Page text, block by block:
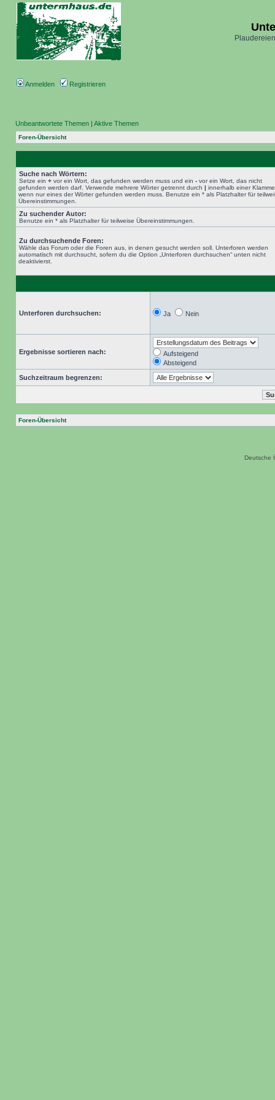
Anmelden Registrieren
Unbeantwortete Themen | Aktive Themen
Foren-Übersicht
Suche nach Wörtern:
Setze ein + vor ein Wort, das gefunden werden muss und ein - vor ein Wort, das nicht
gefunden werden darf. Verwende mehrere Wörter getrennt durch | innerhalb einer
wenn nur eines der Wörter gefunden werden muss. Benutze ein * als Platzhalter für
Übereinstimmungen.
Zu suchender Autor:
Benutze ein * als Platzhalter für teilweise Übereinstimmungen.
Zu durchsuchende Foren:
Wähle das Forum oder die Foren aus, in denen gesucht werden soll. Unterforen werden
automatisch mit durchsucht, sofern du die Option „Unterforen durchsuchen“ unten nicht
deaktivierst.
Unterforen durchsuchen: Ja Nein
Ergebnisse sortieren nach:
Aufsteigend
Absteigend
Suchzeitraum begrenzen:
Foren-Übersicht
Deutsche